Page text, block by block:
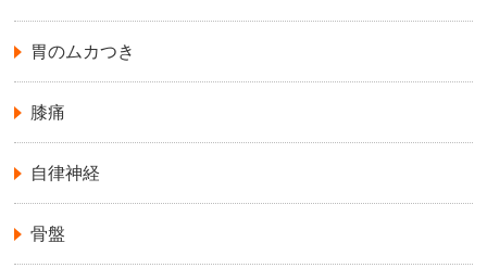
胃のムカつき
膝痛
自律神経
骨盤